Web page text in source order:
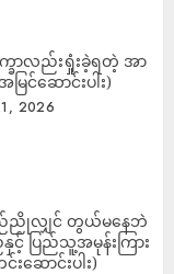
ောင်းအတွင်းသို့ ကား
အဝင် ၁၅ ဦးဒဏ်ရာရရှိ
ဆန်းစုကြည်ကို
ကန်အစိုးရ ထပ်မံ
ခာလည်းရှုံးခဲ့ရတဲ့ အာ
ြင်ဆောင်းပါး)
2026
ည်ညိုလျှင် တွယ်မနေဘဲ
ပြည်သူ့အမုန်းကြား
ဆောင်းပါး)